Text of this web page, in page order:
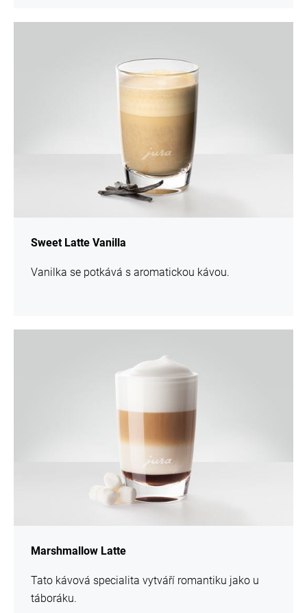
Sweet Latte Vanilla
Vanilka se potkává s aromatickou kávou.
Marshmallow Latte
Tato kávová specialita vytváří romantiku jako u
táboráku.